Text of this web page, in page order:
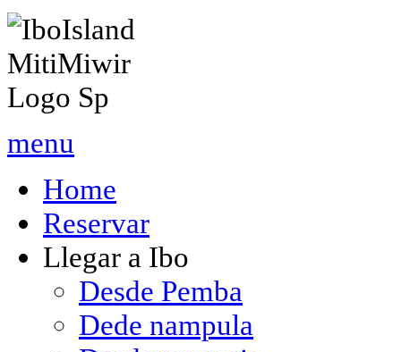
menu
Home
Reservar
Llegar a Ibo
Desde Pemba
Dede nampula